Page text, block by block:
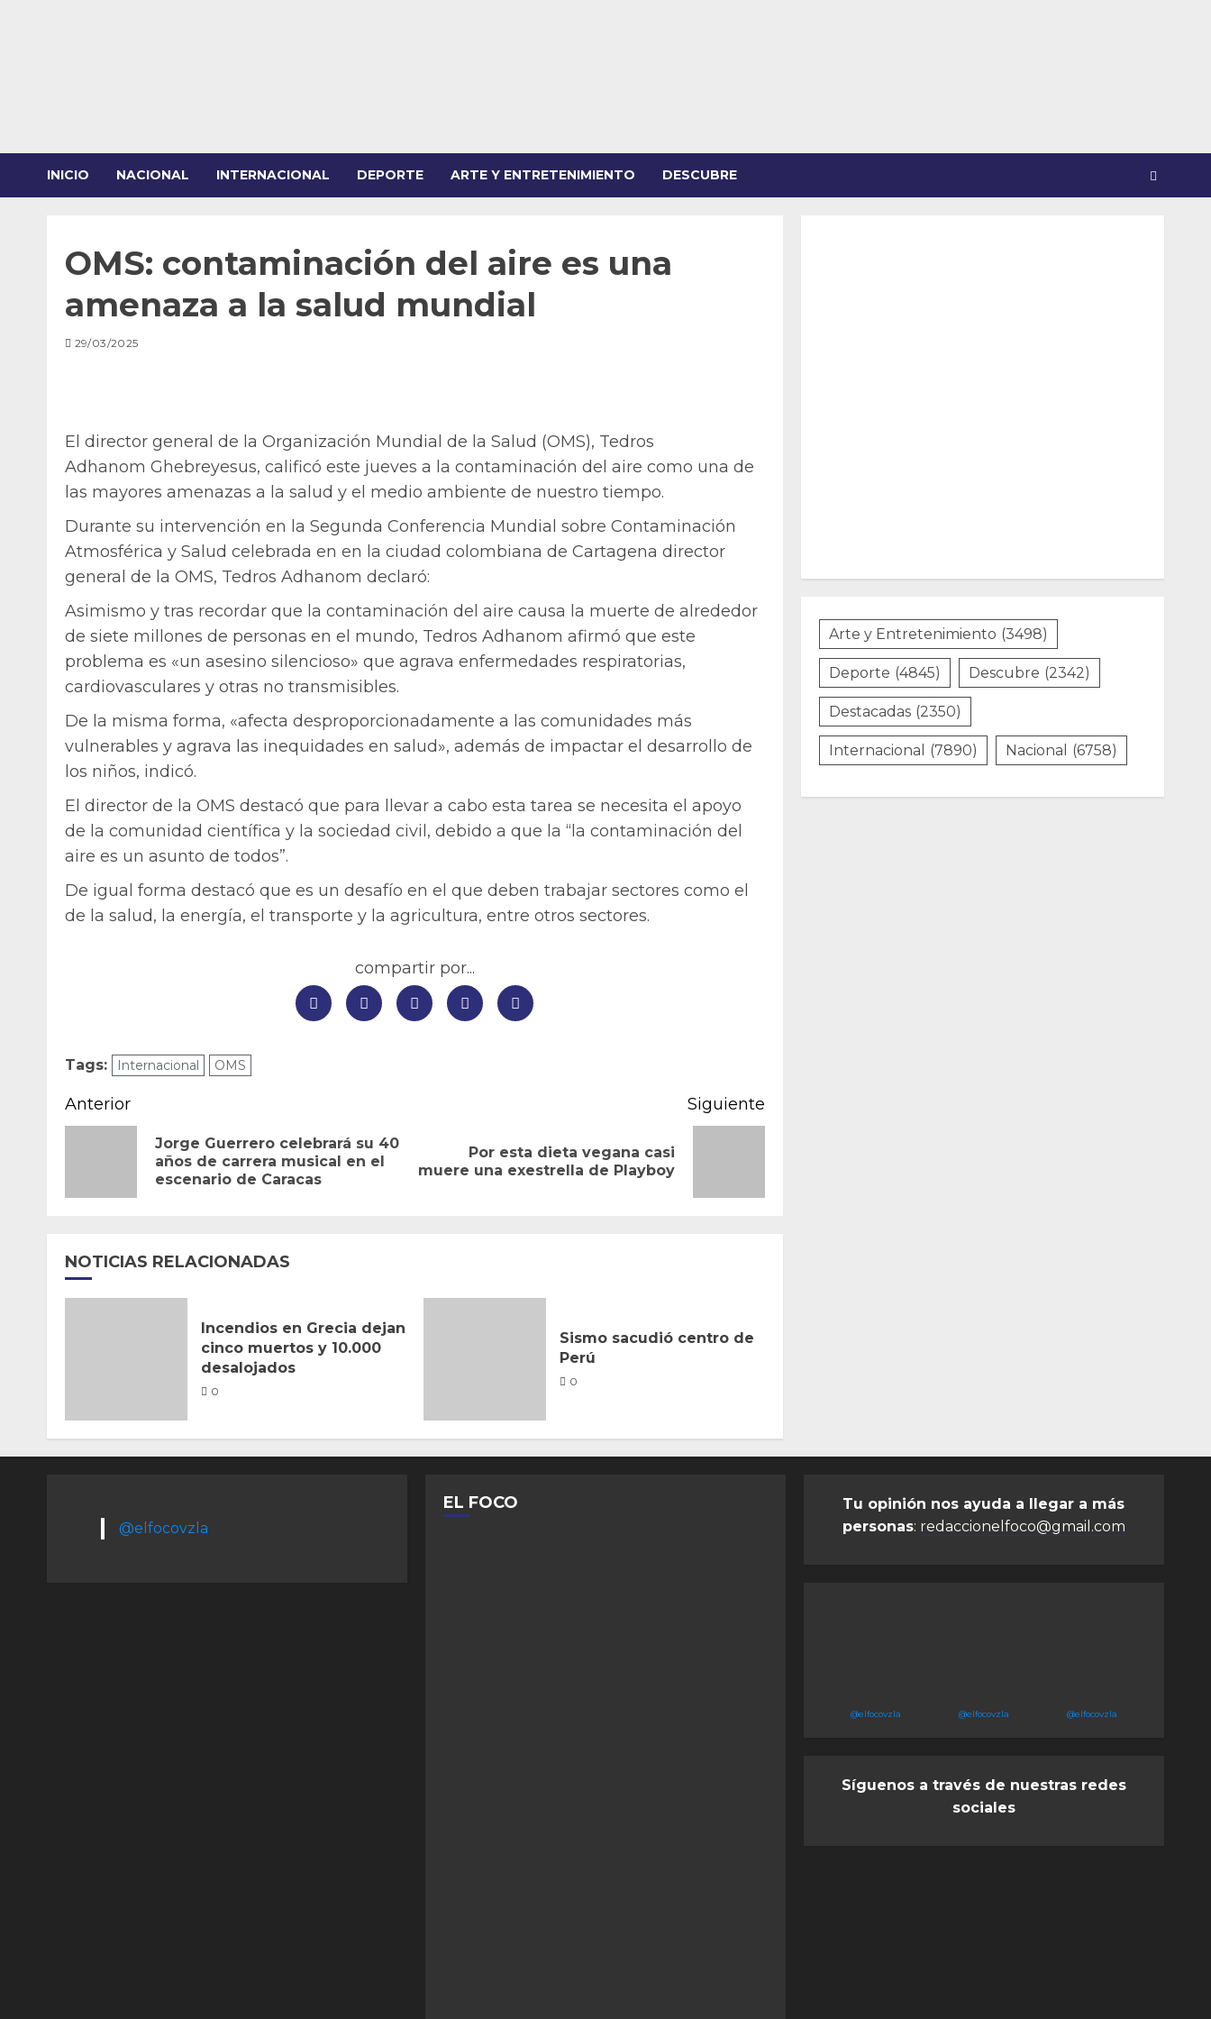
INICIO NACIONAL INTERNACIONAL DEPORTE ARTE Y ENTRETENIMIENTO DESCUBRE
OMS: contaminación del aire es una
amenaza a la salud mundial
29/03/2025
El director general de la Organización Mundial de la Salud (OMS), Tedros
Adhanom Ghebreyesus, calificó este jueves a la contaminación del aire como una de
las mayores amenazas a la salud y el medio ambiente de nuestro tiempo.
Durante su intervención en la Segunda Conferencia Mundial sobre Contaminación
Atmosférica y Salud celebrada en en la ciudad colombiana de Cartagena director
general de la OMS, Tedros Adhanom declaró:
Asimismo y tras recordar que la contaminación del aire causa la muerte de alrededor
de siete millones de personas en el mundo, Tedros Adhanom afirmó que este
problema es «un asesino silencioso» que agrava enfermedades respiratorias,
cardiovasculares y otras no transmisibles.
De la misma forma, «afecta desproporcionadamente a las comunidades más
vulnerables y agrava las inequidades en salud», además de impactar el desarrollo de
los niños, indicó.
El director de la OMS destacó que para llevar a cabo esta tarea se necesita el apoyo
de la comunidad científica y la sociedad civil, debido a que la “la contaminación del
aire es un asunto de todos”.
De igual forma destacó que es un desafío en el que deben trabajar sectores como el
de la salud, la energía, el transporte y la agricultura, entre otros sectores.
compartir por...
Tags: Internacional OMS
Navegación
entradas
Anterior
Entrada
anterior:
Jorge Guerrero celebrará su 40
años de carrera musical en el
escenario de Caracas
Siguiente
Siguiente
entrada:
Por esta dieta vegana casi
muere una exestrella de Playboy
NOTICIAS RELACIONADAS
Incendios en Grecia dejan
cinco muertos y 10.000
desalojados
0
Sismo sacudió centro de
Perú
0
Arte y Entretenimiento (3498)
Deporte (4845) Descubre (2342)
Destacadas (2350)
Internacional (7890) Nacional (6758)
@elfocovzla
EL FOCO
Tu opinión nos ayuda a llegar a más
personas: redaccionelfoco@gmail.com
@elfocovzla @elfocovzla @elfocovzla
Síguenos a través de nuestras redes
sociales